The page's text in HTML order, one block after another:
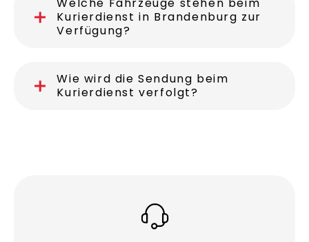
Kurierdienst in Brandenburg zur
Verfügung?
Wie wird die Sendung beim
Kurierdienst verfolgt?